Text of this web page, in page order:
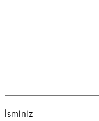
İsminiz